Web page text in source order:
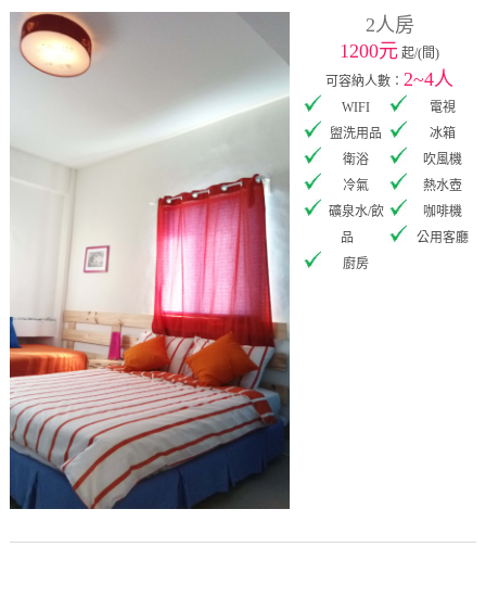
2人房
1200元 起/(間)
可容納人數： 2~4人
WIFI
電視
盥洗用品
冰箱
衛浴
吹風機
冷氣
熱水壺
礦泉水/飲
品
咖啡機
公用客廳
廚房